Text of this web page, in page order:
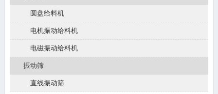
圆盘给料机
电机振动给料机
电磁振动给料机
振动筛
直线振动筛